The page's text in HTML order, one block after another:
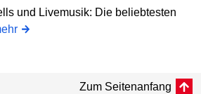
und Livemusik: Die beliebtesten
Zum Seitenanfang